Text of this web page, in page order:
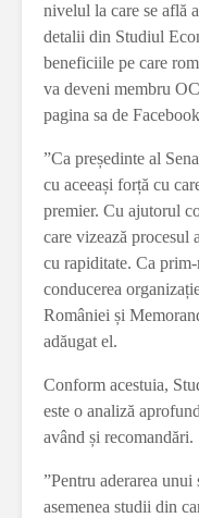
nivelul la care se află
detalii din Studiul
beneficiile pe care
va deveni membru
pagina sa de
”Ca președinte al
cu aceeași forță cu
premier. Cu ajutorul
care vizează procesul
cu rapiditate. Ca
conducerea
României și
adăugat el.
Conform acestuia,
este o analiză
având și recomandări.
”Pentru aderarea unui
asemenea studii din